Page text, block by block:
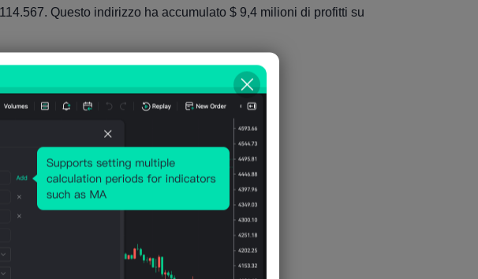
Questo indirizzo ha accumulato $ 9,4 milioni di profitti su